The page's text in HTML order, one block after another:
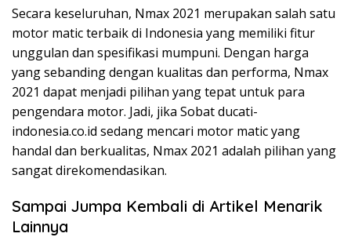
Secara keseluruhan, Nmax 2021 merupakan salah satu
motor matic terbaik di Indonesia yang memiliki fitur
unggulan dan spesifikasi mumpuni. Dengan harga
yang sebanding dengan kualitas dan performa, Nmax
2021 dapat menjadi pilihan yang tepat untuk para
pengendara motor. Jadi, jika Sobat ducati-
indonesia.co.id sedang mencari motor matic yang
handal dan berkualitas, Nmax 2021 adalah pilihan yang
sangat direkomendasikan.
Sampai Jumpa Kembali di Artikel Menarik
Lainnya